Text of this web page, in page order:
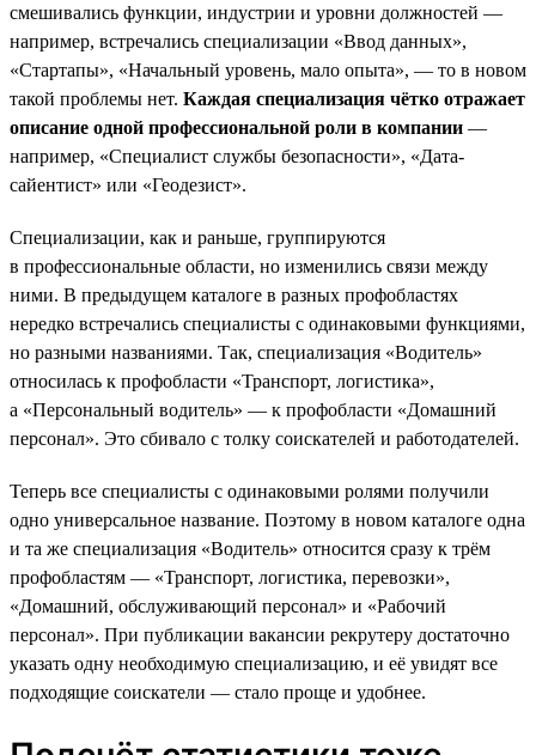
смешивались функции, индустрии и уровни должностей —
например, встречались специализации «Ввод данных»,
«Стартапы», «Начальный уровень, мало опыта», — то в новом
такой проблемы нет. Каждая специализация чётко отражает
описание одной профессиональной роли в компании —
например, «Специалист службы безопасности», «Дата-
сайентист» или «Геодезист».
Специализации, как и раньше, группируются
в профессиональные области, но изменились связи между
ними. В предыдущем каталоге в разных профобластях
нередко встречались специалисты с одинаковыми функциями,
но разными названиями. Так, специализация «Водитель»
относилась к профобласти «Транспорт, логистика»,
а «Персональный водитель» — к профобласти «Домашний
персонал». Это сбивало с толку соискателей и работодателей.
Теперь все специалисты с одинаковыми ролями получили
одно универсальное название. Поэтому в новом каталоге одна
и та же специализация «Водитель» относится сразу к трём
профобластям — «Транспорт, логистика, перевозки»,
«Домашний, обслуживающий персонал» и «Рабочий
персонал». При публикации вакансии рекрутеру достаточно
указать одну необходимую специализацию, и её увидят все
подходящие соискатели — стало проще и удобнее.